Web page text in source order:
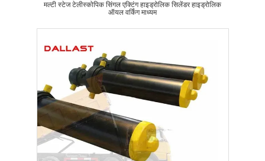
मल्टी स्टेज टेलीस्कोपिक सिंगल एक्टिंग हाइड्रोलिक सिलेंडर हाइड्रोलिक
ऑयल वर्किंग माध्यम